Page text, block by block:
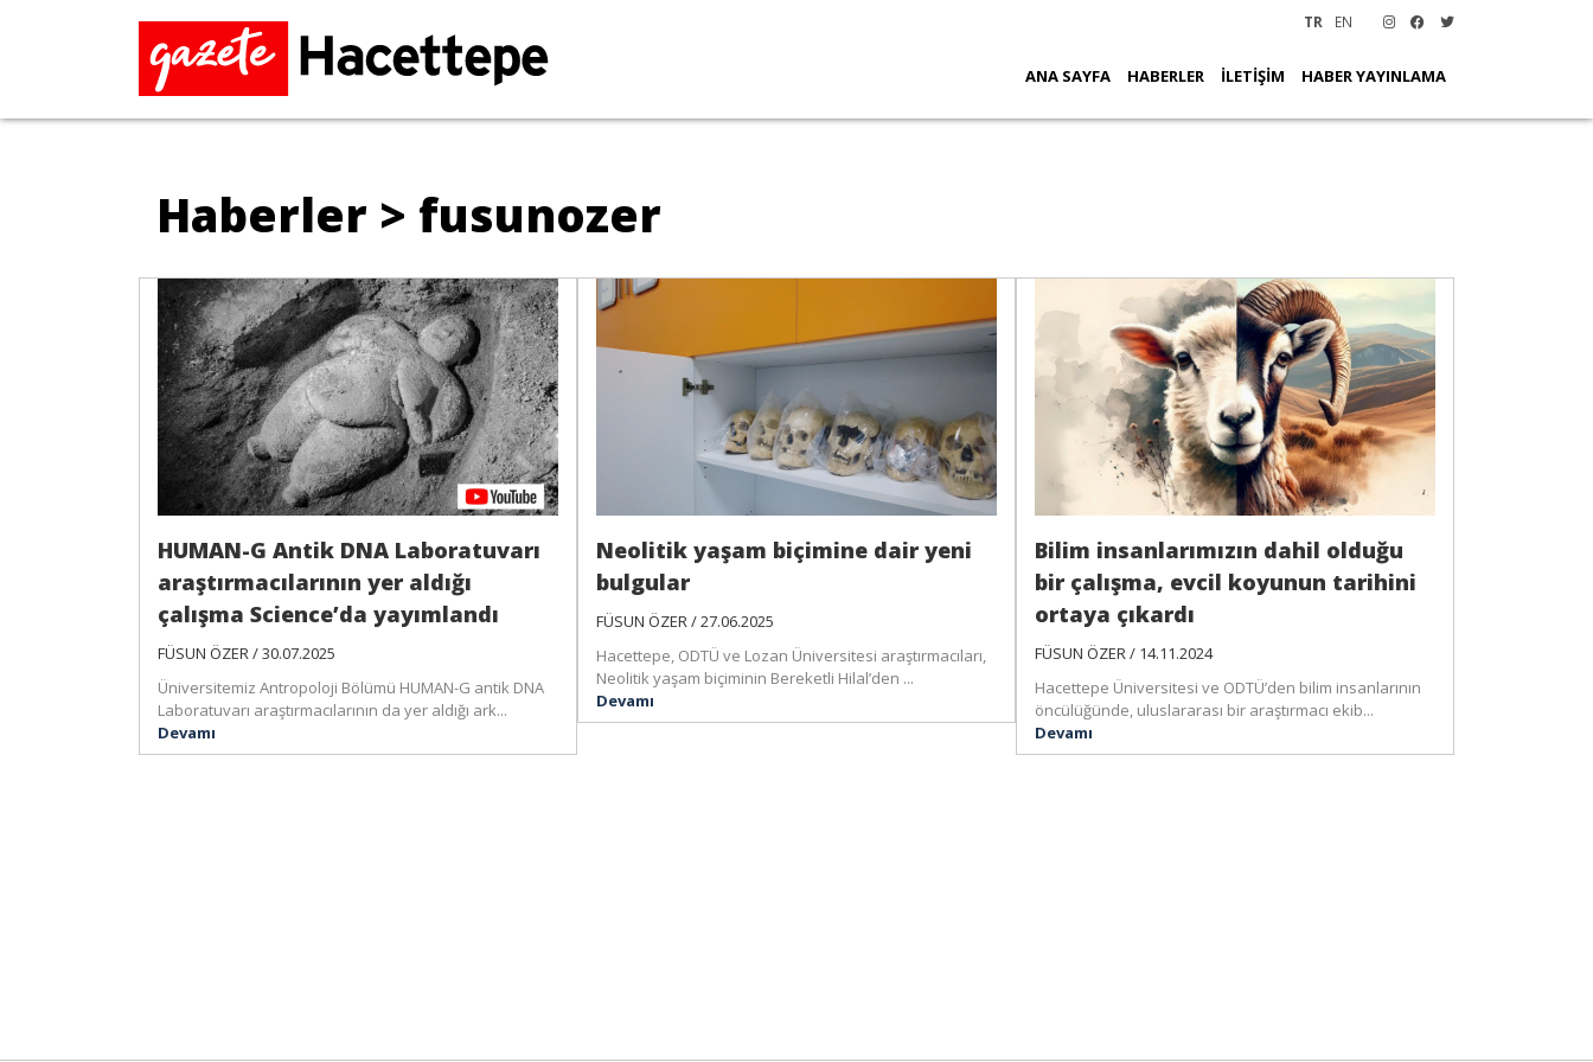
TR EN
ANA SAYFA HABERLER İLETİŞİM HABER YAYINLAMA
Haberler > fusunozer
HUMAN-G Antik DNA Laboratuvarı
araştırmacılarının yer aldığı
çalışma Science’da yayımlandı
FÜSUN ÖZER / 30.07.2025
Üniversitemiz Antropoloji Bölümü HUMAN-G antik DNA
Laboratuvarı araştırmacılarının da yer aldığı ark...
Devamı
Neolitik yaşam biçimine dair yeni
bulgular
FÜSUN ÖZER / 27.06.2025
Hacettepe, ODTÜ ve Lozan Üniversitesi araştırmacıları,
Neolitik yaşam biçiminin Bereketli Hilal’den ...
Devamı
Bilim insanlarımızın dahil olduğu
bir çalışma, evcil koyunun tarihini
ortaya çıkardı
FÜSUN ÖZER / 14.11.2024
Hacettepe Üniversitesi ve ODTÜ’den bilim insanlarının
öncülüğünde, uluslararası bir araştırmacı ekib...
Devamı